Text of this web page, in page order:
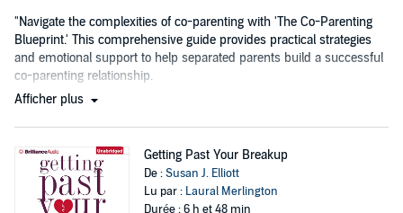
"Navigate the complexities of co-parenting with 'The Co-Parenting
Blueprint.' This comprehensive guide provides practical strategies
and emotional support to help separated parents build a successful
co-parenting relationship.
Afficher plus
Getting Past Your Breakup
De :Susan J. Elliott
Lu par : Laural Merlington
Durée : 6 h et 48 min